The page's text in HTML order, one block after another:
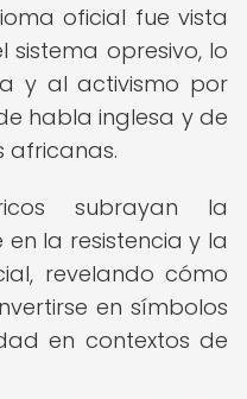
oficial fue vista
sistema opresivo, lo
y al activismo por
habla inglesa y de
africanas.
subrayan la
la resistencia y la
revelando cómo
en símbolos
en contextos de